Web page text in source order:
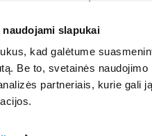
slapukai
kad galėtume
Be to, svetainės
partneriais, kurie gali
esančias prekes